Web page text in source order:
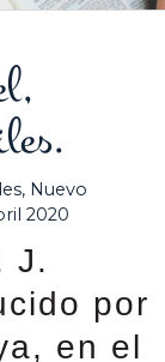
, Nuevo
2020
J.
por
en el